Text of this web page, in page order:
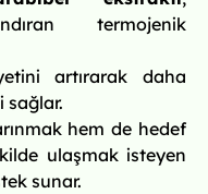
termojenik
artırarak daha
sağlar.
hem de hedef
ulaşmak isteyen
sunar.